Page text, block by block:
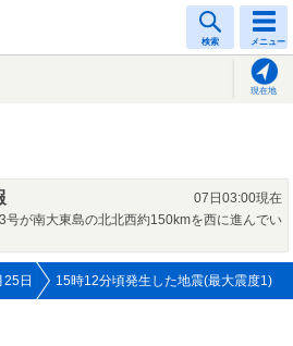
検索 メニュー
現在地
07日03:00現在
号が南大東島の北北西約150kmを西に進んでい
日 15時12分頃発生した地震(最大震度1)